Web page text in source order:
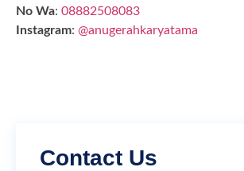
No Wa: 08882508083
Instagram: @anugerahkaryatama
Contact Us